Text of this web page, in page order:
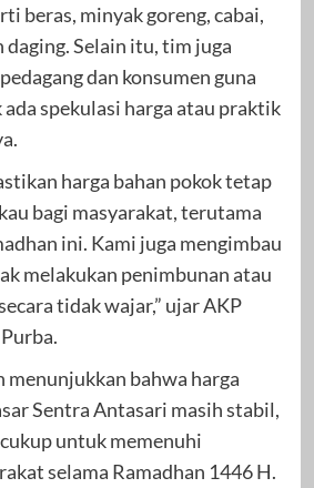
beras, minyak goreng, cabai,
daging. Selain itu, tim juga
dan konsumen guna
spekulasi harga atau praktik
harga bahan pokok tetap
bagi masyarakat, terutama
ini. Kami juga mengimbau
melakukan penimbunan atau
tidak wajar,” ujar AKP
menunjukkan bahwa harga
Sentra Antasari masih stabil,
untuk memenuhi
selama Ramadhan 1446 H.